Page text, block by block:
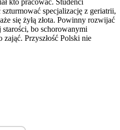
kto pracować. Studenci
specjalizację z geriatrii,
się żyłą złota. Powinny rozwijać
bo schorowanymi
zająć. Przyszłość Polski nie